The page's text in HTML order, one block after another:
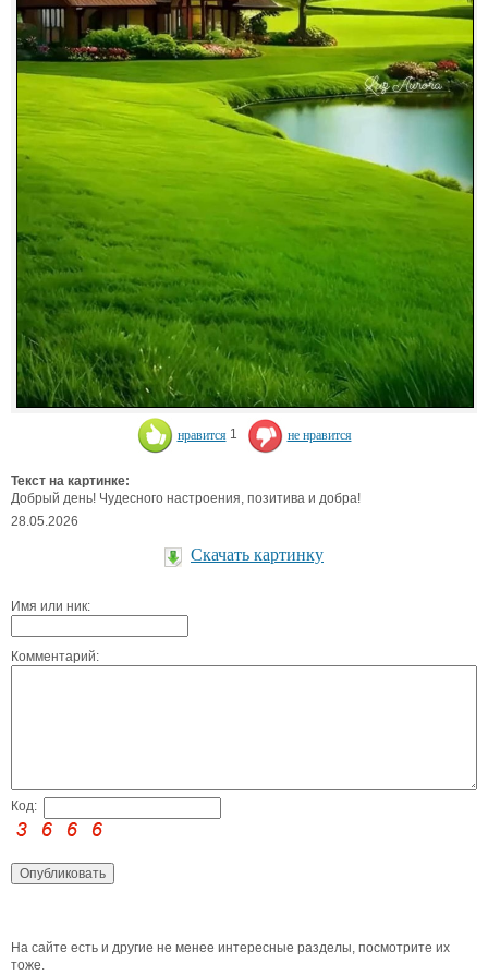
нравится 1 не нравится
Текст на картинке:
Добрый день! Чудесного настроения, позитива и добра!
28.05.2026
Скачать картинку
Имя или ник:
Комментарий:
Код:
На сайте есть и другие не менее интересные разделы, посмотрите их
тоже.